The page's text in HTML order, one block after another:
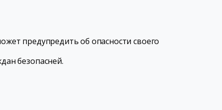
предупредить об опасности своего
безопасней.